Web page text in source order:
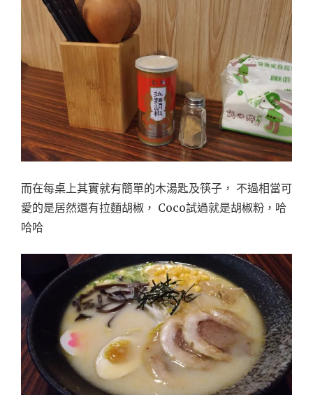
而在每桌上其實就有簡單的木湯匙及筷子， 不過相當可
愛的是居然還有拉麵胡椒， Coco試過就是胡椒粉，哈
哈哈